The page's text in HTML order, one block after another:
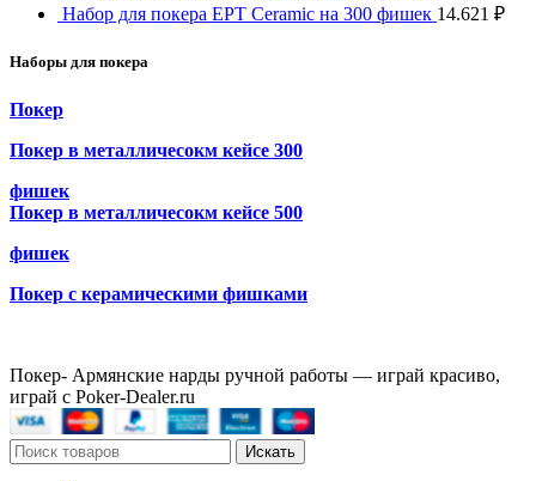
Набор для покера EPT Ceramic на 300 фишек 14.621 ₽
Наборы для покера
Покер
Покер в металличесокм кейсе 300
фишек
Покер в металличесокм кейсе 500
фишек
Покер с керамическими фишками
Покер- Армянские нарды ручной работы — играй красиво,
играй с Poker-Dealer.ru
Искать